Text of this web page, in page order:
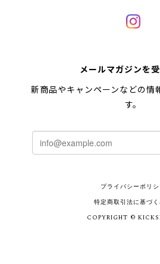
メールマガジンを
新商品やキャンペーンなどの情
す。
プライバシーポリシ
特定商取引法に基づ
COPYRIGHT ©